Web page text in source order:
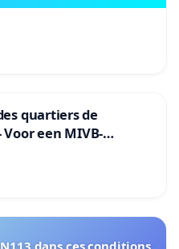
quartiers de
een MIVB-
en Het